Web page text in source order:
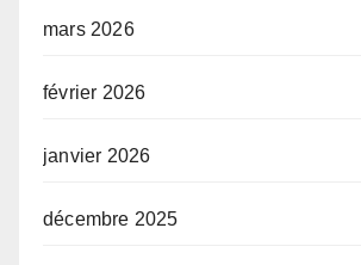
mars 2026
février 2026
janvier 2026
décembre 2025